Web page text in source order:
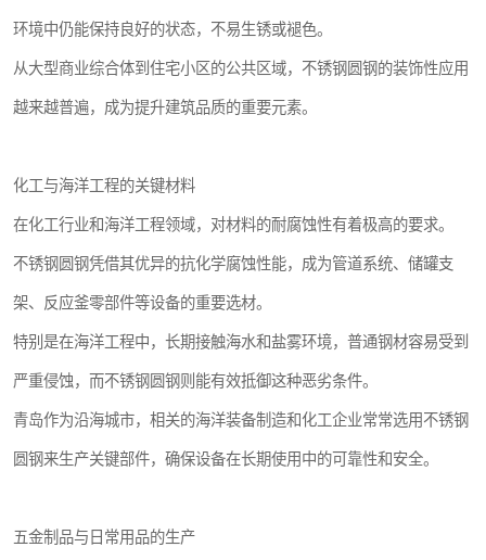
环境中仍能保持良好的状态，不易生锈或褪色。
从大型商业综合体到住宅小区的公共区域，不锈钢圆钢的装饰性应用
越来越普遍，成为提升建筑品质的重要元素。
化工与海洋工程的关键材料
在化工行业和海洋工程领域，对材料的耐腐蚀性有着极高的要求。
不锈钢圆钢凭借其优异的抗化学腐蚀性能，成为管道系统、储罐支
架、反应釜零部件等设备的重要选材。
特别是在海洋工程中，长期接触海水和盐雾环境，普通钢材容易受到
严重侵蚀，而不锈钢圆钢则能有效抵御这种恶劣条件。
青岛作为沿海城市，相关的海洋装备制造和化工企业常常选用不锈钢
圆钢来生产关键部件，确保设备在长期使用中的可靠性和安全。
五金制品与日常用品的生产